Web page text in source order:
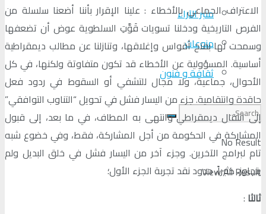
منبر الآراء
منوعات
ثقافة و فنون
No Result
View All Result
الاعتراف الجماعي بالأخطاء : علينا الإقرار بأننا أضعنا سلسلة من
الفرص التاريخية ودخلنا تسويات قَوَّتِ السلطوية عوض أن تضعفها
وسمحت لها بفتح أقواس وإغلاقها، وتنازلنا عن مطالب ديمقراطية
أساسية. المسؤولية عن الأخطاء قد تكون متفاوتة ولكنها، في كل
الأحوال، جماعية، ولا مجال للتشفي أو السقوط في ردود فعل
حاقدة وانتقامية. جزء من اليسار فشل في تحويل “التناوب التوافقي”
إلى انتقال ديمقراطي وانتهى به المطاف، في ما بعد، إلى قبول
المشاركة في الحكومة من أجل المشاركة، فقط، وفي خضوع شبه
تام لبرامج الآخرين. وجزء آخر من اليسار فشل في خلق البديل ولم
يتجاوز، كثيراً، حدود نقد تجربة الجزء الأول؛
ثالثا :